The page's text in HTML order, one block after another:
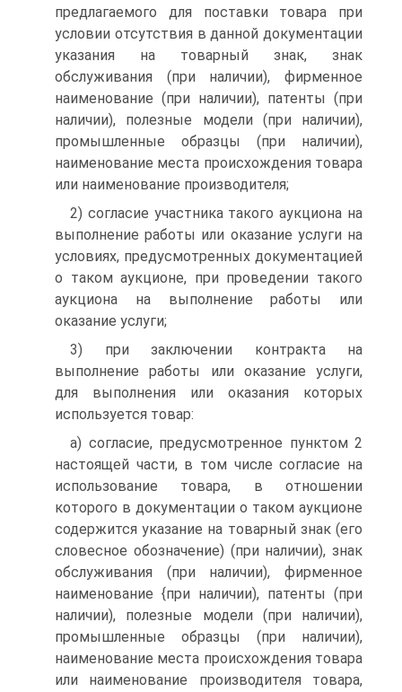
предлагаемого для поставки товара при
условии отсутствия в данной документации
указания на товарный знак, знак
обслуживания (при наличии), фирменное
наименование (при наличии), патенты (при
наличии), полезные модели (при наличии),
промышленные образцы (при наличии),
наименование места происхождения товара
или наименование производителя;
2) согласие участника такого аукциона на
выполнение работы или оказание услуги на
условиях, предусмотренных документацией
о таком аукционе, при проведении такого
аукциона на выполнение работы или
оказание услуги;
3) при заключении контракта на
выполнение работы или оказание услуги,
для выполнения или оказания которых
используется товар:
а) согласие, предусмотренное пунктом 2
настоящей части, в том числе согласие на
использование товара, в отношении
которого в документации о таком аукционе
содержится указание на товарный знак (его
словесное обозначение) (при наличии), знак
обслуживания (при наличии), фирменное
наименование {при наличии), патенты (при
наличии), полезные модели (при наличии),
промышленные образцы (при наличии),
наименование места происхождения товара
или наименование производителя товара,